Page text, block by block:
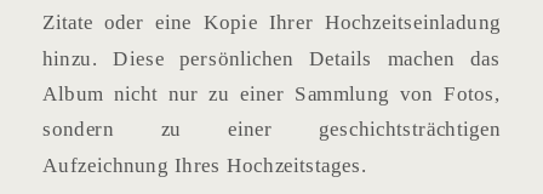
Zitate oder eine Kopie Ihrer Hochzeitseinladung
hinzu. Diese persönlichen Details machen das
Album nicht nur zu einer Sammlung von Fotos,
sondern zu einer geschichtsträchtigen
Aufzeichnung Ihres Hochzeitstages.